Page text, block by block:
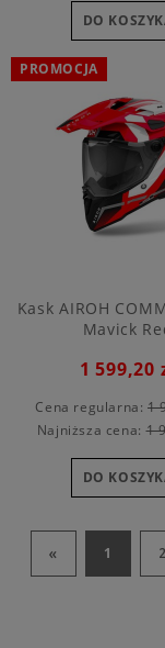
DO
Kask AIROH
Mavick
1 599,20
Cena regularna: 1
Najniższa cena:1
DO
PROMOCJA
« 1 2